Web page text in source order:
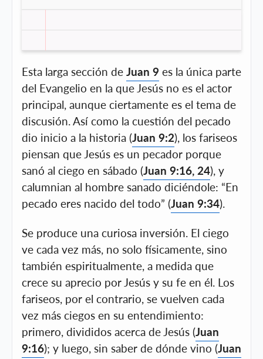
Esta larga sección de Juan 9 es la única parte
del Evangelio en la que Jesús no es el actor
principal, aunque ciertamente es el tema de
discusión. Así como la cuestión del pecado
dio inicio a la historia (Juan 9:2), los fariseos
piensan que Jesús es un pecador porque
sanó al ciego en sábado (Juan 9:16, 24), y
calumnian al hombre sanado diciéndole: “En
pecado eres nacido del todo” (Juan 9:34).
Se produce una curiosa inversión. El ciego
ve cada vez más, no solo físicamente, sino
también espiritualmente, a medida que
crece su aprecio por Jesús y su fe en él. Los
fariseos, por el contrario, se vuelven cada
vez más ciegos en su entendimiento:
primero, divididos acerca de Jesús (Juan
9:16); y luego, sin saber de dónde vino (Juan